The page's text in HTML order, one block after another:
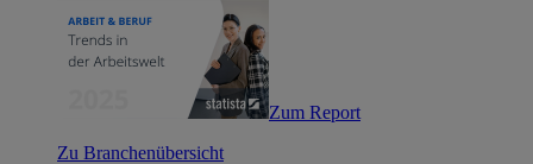
Zum Report
Zu Branchenübersicht